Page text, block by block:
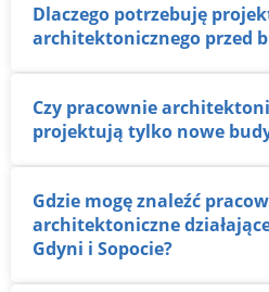
Dlaczego potrzebuję projektu
architektonicznego przed
Czy pracownie architektoniczne z Trójmiasta
projektują tylko nowe
Gdzie mogę znaleźć pracownie
architektoniczne
Gdyni i Sopocie?